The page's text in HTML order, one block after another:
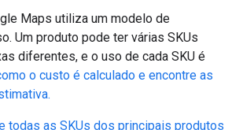
Maps utiliza um modelo de
Um produto pode ter várias SKUs
diferentes, e o uso de cada SKU é
o custo é calculado e encontre as
todas as SKUs dos principais produtos